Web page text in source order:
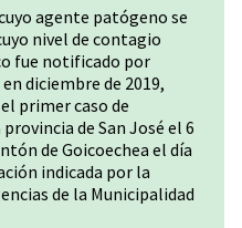
agente patógeno se
nivel de contagio
fue notificado por
diciembre de 2019,
primer caso de
de San José el 6
de Goicoechea el día
indicada por la
de la Municipalidad